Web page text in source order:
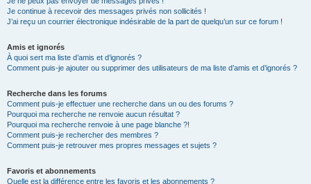
Je continue à recevoir des messages privés non sollicités !
J’ai reçu un courrier électronique indésirable de la part de quelqu’un sur ce forum !
Amis et ignorés
À quoi sert ma liste d’amis et d’ignorés ?
Comment puis-je ajouter ou supprimer des utilisateurs de ma liste d’amis et d’ignorés ?
Recherche dans les forums
Comment puis-je effectuer une recherche dans un ou des forums ?
Pourquoi ma recherche ne renvoie aucun résultat ?
Pourquoi ma recherche renvoie à une page blanche ?!
Comment puis-je rechercher des membres ?
Comment puis-je retrouver mes propres messages et sujets ?
Favoris et abonnements
Quelle est la différence entre les favoris et les abonnements ?